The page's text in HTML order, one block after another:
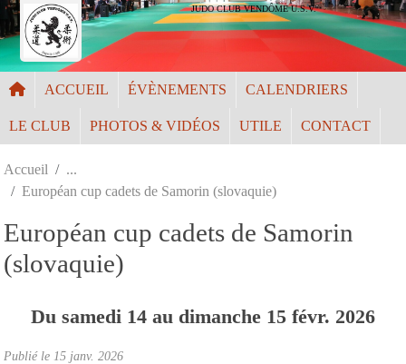
JUDO CLUB VENDÔME U.S.V.
ACCUEIL ÉVÈNEMENTS CALENDRIERS
LE CLUB PHOTOS & VIDÉOS UTILE CONTACT
Accueil
Européan cup cadets de Samorin (slovaquie)
Européan cup cadets de Samorin
(slovaquie)
Du samedi 14 au dimanche 15 févr. 2026
Publié le 15 janv. 2026
Panneau de gestion des cookies